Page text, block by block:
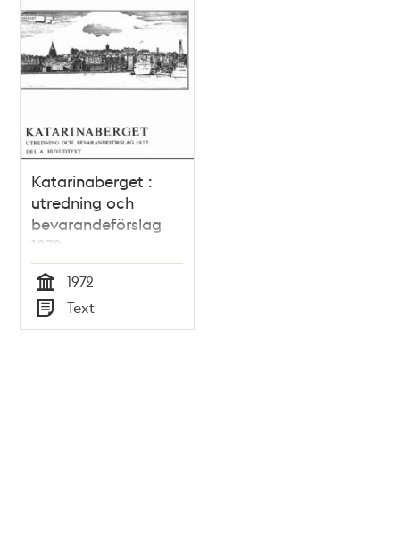
Katarinaberget :
utredning och
bevarandeförslag
1972
Tid
1972
Typ
Text